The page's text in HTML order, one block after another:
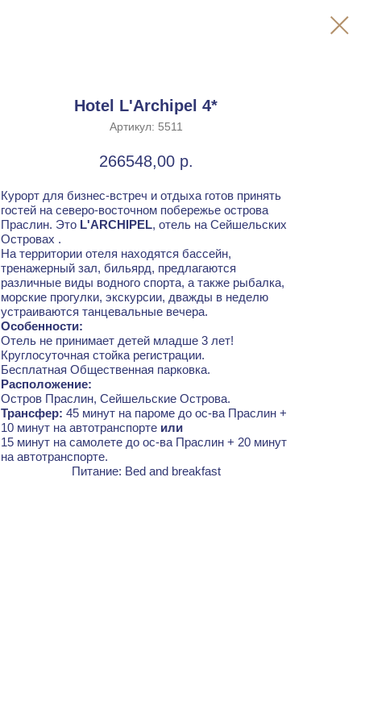
Hotel L'Archipel 4*
Артикул: 5511
266548,00 р.
Курорт для бизнес-встреч и отдыха готов принять
гостей на северо-восточном побережье острова
Праслин. Это L'ARCHIPEL, отель на Сейшельских
Островах .
На территории отеля находятся бассейн,
тренажерный зал, бильярд, предлагаются
различные виды водного спорта, а также рыбалка,
морские прогулки, экскурсии, дважды в неделю
устраиваются танцевальные вечера.
Особенности:
Отель не принимает детей младше 3 лет!
Круглосуточная стойка регистрации.
Бесплатная Общественная парковка.
Расположение:
Остров Праслин, Сейшельские Острова.
Трансфер: 45 минут на пароме до ос-ва Праслин +
10 минут на автотранспорте или
15 минут на самолете до ос-ва Праслин + 20 минут
на автотранспорте.
Питание: Bed and breakfast